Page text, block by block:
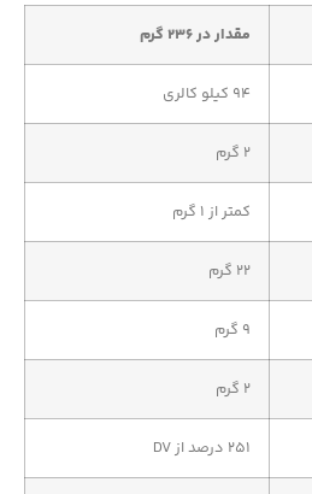
مقدار در ۲۳۶ گرم
۹۴ کیلو کالری
۲ گرم
کمتر از ۱ گرم
۲۲ گرم
۹ گرم
۲ گرم
۲۵۱ درصد از DV